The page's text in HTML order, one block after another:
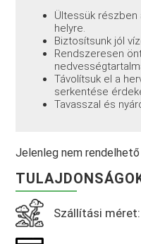
Ültessük részben
helyre.
Biztosítsunk jól
Rendszeresen
Távolítsuk el a
serkentése
Tavasszal és
Jelenleg nem rendelhető
Szállítási méret: